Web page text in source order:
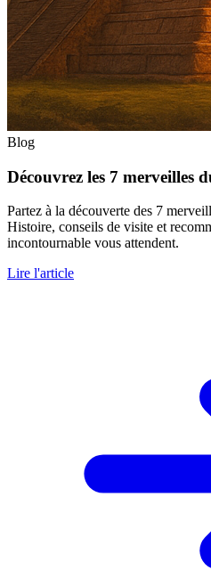
Blog
Découvrez les 7 merveilles
Partez à la découverte des 7
Histoire, conseils de visite et
incontournable vous attendent.
Lire l'article